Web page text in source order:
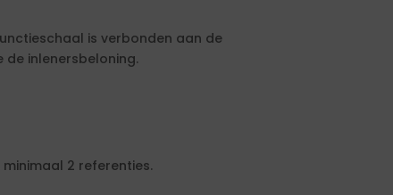
is verbonden aan de
inlenersbeloning.
2 referenties.